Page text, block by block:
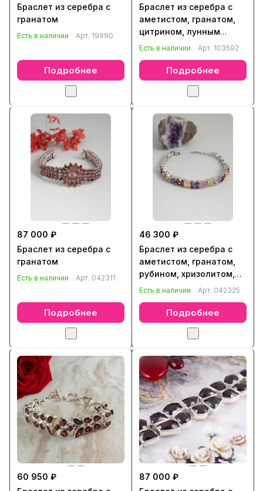
Браслет из серебра с
гранатом
Есть в наличии Арт. 19990
Подробнее
Браслет из серебра с
аметистом, гранатом,
цитрином, лунным
камнем
Есть в наличии Арт. 103592
Подробнее
87 000 ₽
Браслет из серебра с
гранатом
Есть в наличии Арт. 042311
Подробнее
46 300 ₽
Браслет из серебра с
аметистом, гранатом,
рубином, хризолитом,
цитрином
Есть в наличии Арт. 042325
Подробнее
60 950 ₽
87 000 ₽